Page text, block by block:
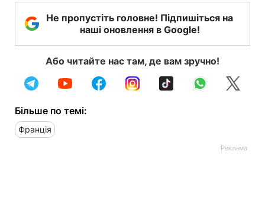
Не пропустіть головне! Підпишіться на
наші оновлення в Google!
Або читайте нас там, де вам зручно!
Більше по темі:
Франція